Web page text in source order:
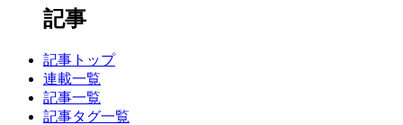
記事
記事トップ
連載一覧
記事一覧
記事タグ一覧